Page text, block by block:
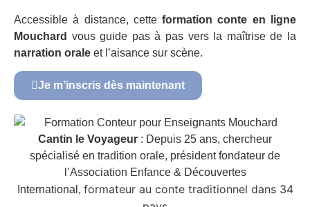
Accessible à distance, cetteformation conte en ligne
Mouchard vous guide pas à pas vers la maîtrise de la
narration orale et l’aisance sur scène.
Je m’inscris dès maintenant
Cantin le Voyageur : Depuis 25 ans, chercheur
spécialisé en tradition orale, président fondateur de
l’Association Enfance & Découvertes
International, formateur au conte traditionnel dans 34